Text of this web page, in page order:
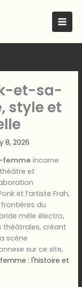
et-sa-
style et
8, 2026
femme incarne
et
et l’artiste Frah,
du
mêle électro,
théâtrales, créant
scène
sur ce site,
: l'histoire et